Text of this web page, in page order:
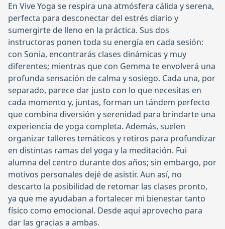
En Vive Yoga se respira una atmósfera cálida y serena,
perfecta para desconectar del estrés diario y
sumergirte de lleno en la práctica. Sus dos
instructoras ponen toda su energía en cada sesión:
con Sonia, encontrarás clases dinámicas y muy
diferentes; mientras que con Gemma te envolverá una
profunda sensación de calma y sosiego. Cada una, por
separado, parece dar justo con lo que necesitas en
cada momento y, juntas, forman un tándem perfecto
que combina diversión y serenidad para brindarte una
experiencia de yoga completa. Además, suelen
organizar talleres temáticos y retiros para profundizar
en distintas ramas del yoga y la meditación. Fui
alumna del centro durante dos años; sin embargo, por
motivos personales dejé de asistir. Aun así, no
descarto la posibilidad de retomar las clases pronto,
ya que me ayudaban a fortalecer mi bienestar tanto
físico como emocional. Desde aquí aprovecho para
dar las gracias a ambas.